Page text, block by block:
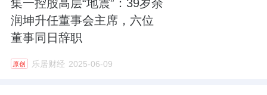
集一控股高层“地震”：39岁余
润坤升任董事会主席，六位
董事同日辞职
原创 乐居财经 2025-06-09